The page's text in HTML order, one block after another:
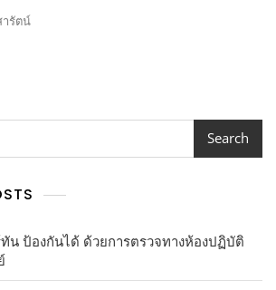
ารัตน์
Search
น ป้องกันได้ ด้วยการตรวจทางห้องปฏิบัติ